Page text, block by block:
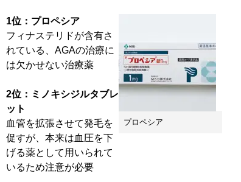
プロペシア
1位：プロペシア
フィナステリドが含有さ
れている、AGAの治療に
は欠かせない治療薬
2位：ミノキシジルタブレ
ット
血管を拡張させて発毛を
促すが、本来は血圧を下
げる薬として用いられて
いるため注意が必要